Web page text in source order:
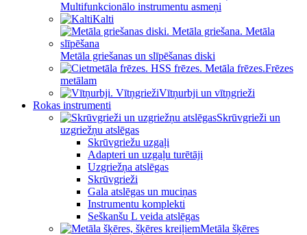
Multifunkcionālo instrumentu asmeņi
Kalti
Metāla griešanas un slīpēšanas diski
Frēzes
metālam
Vītņurbji un vītņgrieži
Rokas instrumenti
Skrūvgrieži un
uzgriežņu atslēgas
Skrūvgriežu uzgaļi
Adapteri un uzgaļu turētāji
Uzgriežņa atslēgas
Skrūvgrieži
Gala atslēgas un muciņas
Instrumentu komplekti
Seškanšu L veida atslēgas
Metāla šķēres